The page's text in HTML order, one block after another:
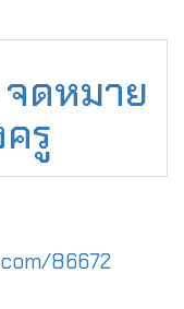
จดหมาย
รู
86672